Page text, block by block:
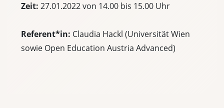
Zeit: 27.01.2022 von 14.00 bis 15.00 Uhr
Referent*in: Claudia Hackl (Universität Wien
sowie Open Education Austria Advanced)